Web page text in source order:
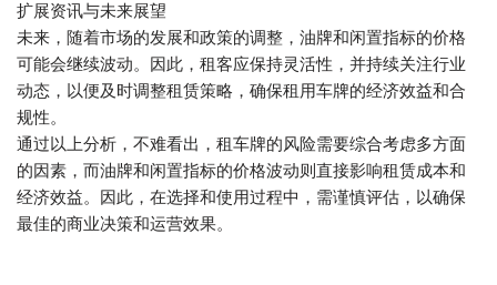
扩展资讯与未来展望
未来，随着市场的发展和政策的调整，油牌和闲置指标的价格
可能会继续波动。因此，租客应保持灵活性，并持续关注行业
动态，以便及时调整租赁策略，确保租用车牌的经济效益和合
规性。
通过以上分析，不难看出，租车牌的风险需要综合考虑多方面
的因素，而油牌和闲置指标的价格波动则直接影响租赁成本和
经济效益。因此，在选择和使用过程中，需谨慎评估，以确保
最佳的商业决策和运营效果。